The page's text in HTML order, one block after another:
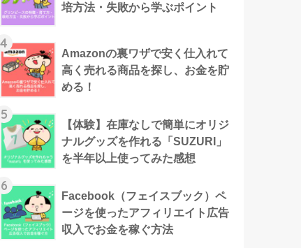
培方法・失敗から学ぶポイント
4
Amazonの裏ワザで安く仕入れて
高く売れる商品を探し、お金を貯
める！
5
【体験】在庫なしで簡単にオリジ
ナルグッズを作れる「SUZURI」
を半年以上使ってみた感想
6
Facebook（フェイスブック）ペ
ージを使ったアフィリエイト広告
収入でお金を稼ぐ方法